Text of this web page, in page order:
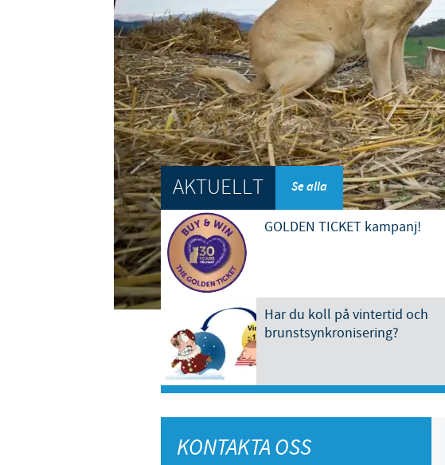
Chile
China
Egypt
Du
country.
AKTUELLT Se alla
GOLDEN TICKET kampanj!
Har du koll på vintertid och
brunstsynkronisering?
KONTAKTA OSS